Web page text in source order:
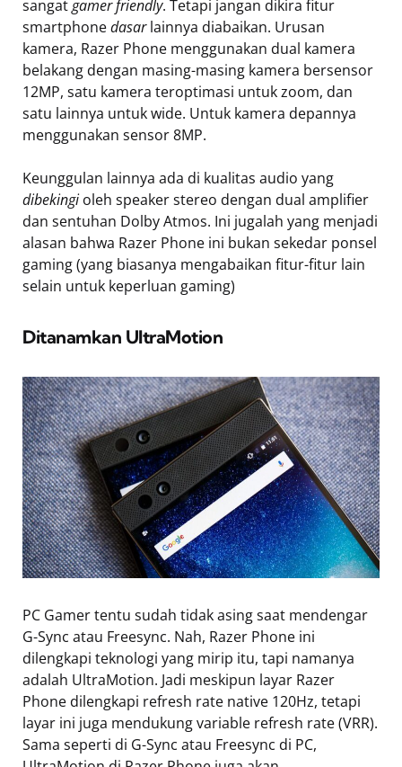
sangatgamer friendly. Tetapi jangan dikira fitur
smartphonedasarlainnya diabaikan. Urusan
kamera, Razer Phone menggunakan dual kamera
belakang dengan masing-masing kamera bersensor
12MP, satu kamera teroptimasi untuk zoom, dan
satu lainnya untuk wide. Untuk kamera depannya
menggunakan sensor 8MP.
Keunggulan lainnya ada di kualitas audio yang
dibekingioleh speaker stereo dengan dual amplifier
dan sentuhan Dolby Atmos. Ini jugalah yang menjadi
alasan bahwa Razer Phone ini bukan sekedar ponsel
gaming (yang biasanya mengabaikan fitur-fitur lain
selain untuk keperluan gaming)
Ditanamkan UltraMotion
PC Gamer tentu sudah tidak asing saat mendengar
G-Sync atau Freesync. Nah, Razer Phone ini
dilengkapi teknologi yang mirip itu, tapi namanya
adalah UltraMotion. Jadi meskipun layar Razer
Phone dilengkapi refresh rate native 120Hz, tetapi
layar ini juga mendukung variable refresh rate (VRR).
Sama seperti di G-Sync atau Freesync di PC,